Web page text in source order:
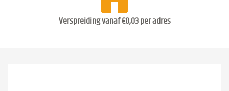
Verspreiding vanaf €0,03 per adres